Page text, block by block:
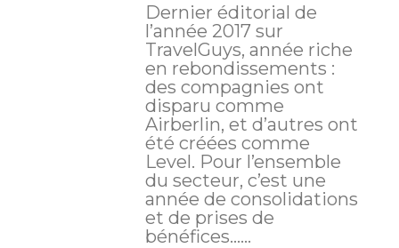
Dernier éditorial de
l’année 2017 sur
TravelGuys, année riche
en rebondissements :
des compagnies ont
disparu comme
Airberlin, et d’autres ont
été créées comme
Level. Pour l’ensemble
du secteur, c’est une
année de consolidations
et de prises de
bénéfices…...